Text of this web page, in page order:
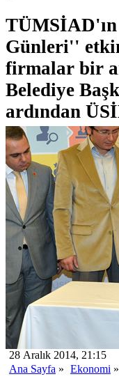
Günleri''
firmalar bir
Belediye
ardından
28 Aralık 2014, 21:15
Ana Sayfa » Ekonomi »